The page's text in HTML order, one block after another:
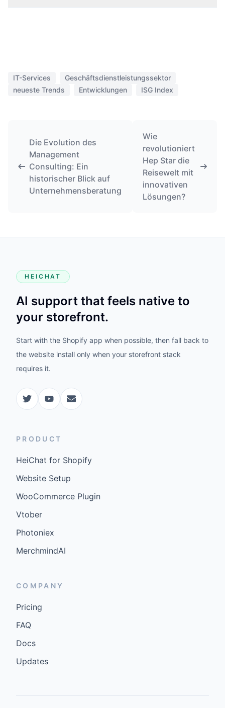
IT-Services
Geschäftsdienstleistungssektor
neueste Trends
Entwicklungen ISG Index
Die Evolution des
Management
Consulting: Ein
historischer Blick auf
Unternehmensberatung
Wie
revolutioniert
Hep Star die
Reisewelt mit
innovativen
Lösungen?
HEICHAT
AI support that feels native to
your storefront.
Start with the Shopify app when possible, then fall back to
the website install only when your storefront stack
requires it.
PRODUCT
HeiChat for Shopify
Website Setup
WooCommerce Plugin
Vtober
Photoniex
MerchmindAI
COMPANY
Pricing
FAQ
Docs
Updates